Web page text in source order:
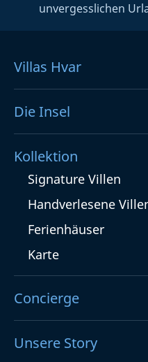
unvergesslichen
Villas Hvar
Die Insel
Kollektion
Signature Villen
Handverlesene
Ferienhäuser
Karte
Concierge
Unsere Story